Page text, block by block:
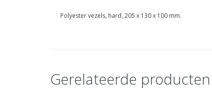
Polyester vezels, hard, 205 x 130 x 100 mm.
Gerelateerde producten